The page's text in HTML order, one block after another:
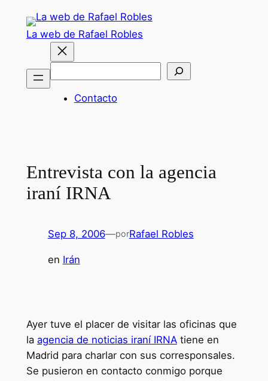
contenido
La web de Rafael Robles
Buscar
Contacto
Entrevista con la agencia
iraní IRNA
Sep 8, 2006—porRafael Robles
en Irán
Ayer tuve el placer de visitar las oficinas que
la agencia de noticias iraní IRNAtiene en
Madrid para charlar con sus corresponsales.
Se pusieron en contacto conmigo porque